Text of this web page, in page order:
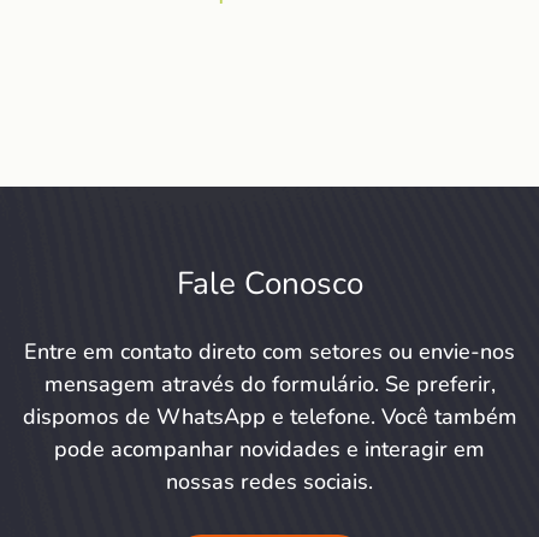
Fale Conosco
Entre em contato direto com setores ou envie-nos
mensagem através do formulário. Se preferir,
dispomos de WhatsApp e telefone. Você também
pode acompanhar novidades e interagir em
nossas redes sociais.